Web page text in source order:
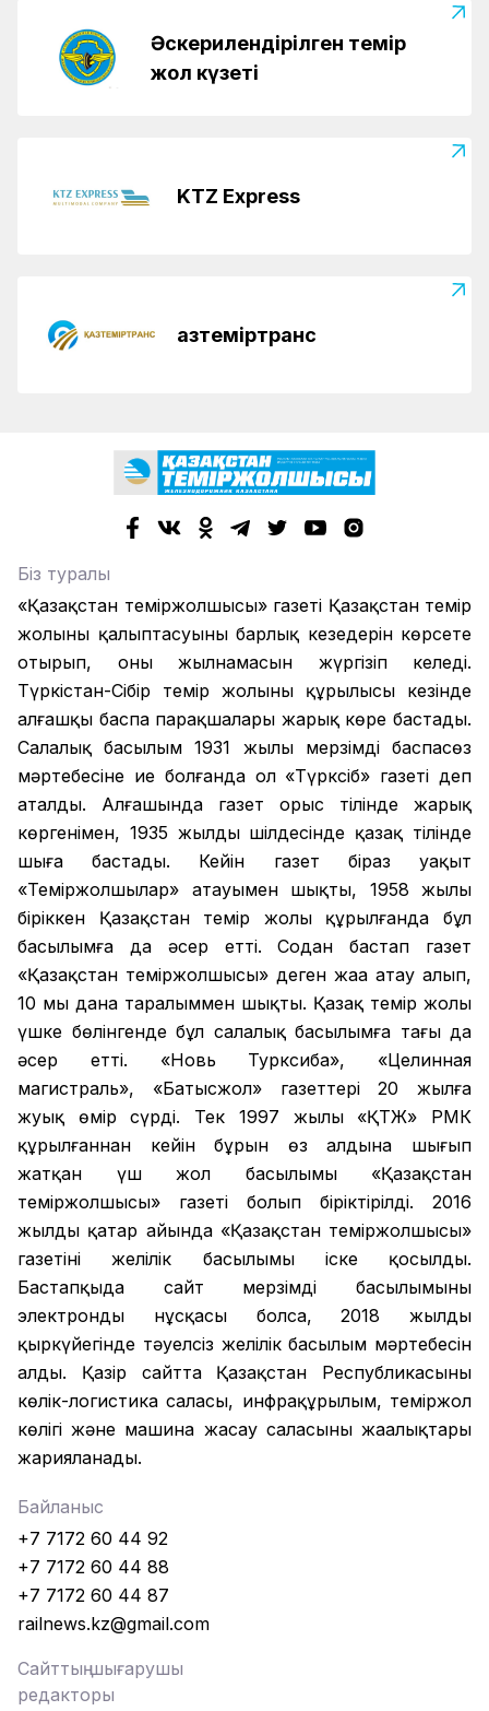
Әскерилендірілген темір
жол күзеті
KTZ Express
Қазтеміртранс
Біз туралы
«Қазақстан теміржолшысы» газеті Қазақстан темір
жолының қалыптасуының барлық кезеңдерін көрсете
отырып, оның жылнамасын жүргізіп келеді.
Түркістан-Сібір темір жолының құрылысы кезінде
алғашқы баспа парақшалары жарық көре бастады.
Салалық басылым 1931 жылы мерзімді баспасөз
мәртебесіне ие болғанда ол «Түрксіб» газеті деп
аталды. Алғашында газет орыс тілінде жарық
көргенімен, 1935 жылдың шілдесінде қазақ тілінде
шыға бастады. Кейін газет біраз уақыт
«Теміржолшылар» атауымен шықты, 1958 жылы
біріккен Қазақстан темір жолы құрылғанда бұл
басылымға да әсер етті. Содан бастап газет
«Қазақстан теміржолшысы» деген жаңа атау алып,
10 мың дана таралыммен шықты. Қазақ темір жолы
үшке бөлінгенде бұл салалық басылымға тағы да
әсер етті. «Новь Турксиба», «Целинная
магистраль», «Батысжол» газеттері 20 жылға
жуық өмір сүрді. Тек 1997 жылы «ҚТЖ» РМК
құрылғаннан кейін бұрын өз алдына шығып
жатқан үш жол басылымы «Қазақстан
теміржолшысы» газеті болып біріктірілді. 2016
жылдың қаңтар айында «Қазақстан теміржолшысы»
газетінің желілік басылымы іске қосылды.
Бастапқыда сайт мерзімді басылымының
электронды нұсқасы болса, 2018 жылдың
қыркүйегінде тәуелсіз желілік басылым мәртебесін
алды. Қазір сайтта Қазақстан Республикасының
көлік-логистика саласы, инфрақұрылым, теміржол
көлігі және машина жасау саласының жаңалықтары
жарияланады.
Байланыс
+7 7172 60 44 92
+7 7172 60 44 88
+7 7172 60 44 87
railnews.kz@gmail.com
Сайттың шығарушы
редакторы